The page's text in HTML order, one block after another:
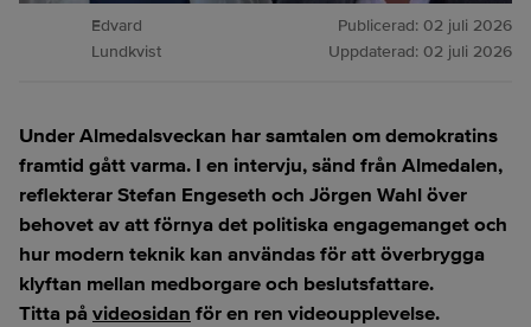
Edvard
Lundkvist
Publicerad: 02 juli 2026
Uppdaterad: 02 juli 2026
Under Almedalsveckan har samtalen om demokratins
framtid gått varma. I en intervju, sänd från Almedalen,
reflekterar Stefan Engeseth och Jörgen Wahl över
behovet av att förnya det politiska engagemanget och
hur modern teknik kan användas för att överbrygga
klyftan mellan medborgare och beslutsfattare.
Titta på videosidan för en ren videoupplevelse.